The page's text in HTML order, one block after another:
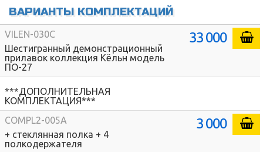
ВАРИАНТЫ КОМПЛЕКТАЦИЙ
VILEN-030C
Шестигранный демонстрационный
прилавок коллекция Кёльн модель
ПО-27
33 000
***ДОПОЛНИТЕЛЬНАЯ
КОМПЛЕКТАЦИЯ***
COMPL2-005A
+ стеклянная полка + 4
полкодержателя
3 000